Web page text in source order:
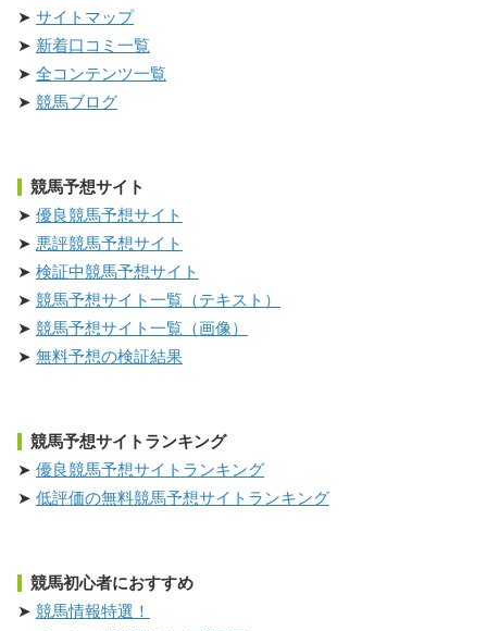
サイトマップ
新着口コミ一覧
全コンテンツ一覧
競馬ブログ
競馬予想サイト
優良競馬予想サイト
悪評競馬予想サイト
検証中競馬予想サイト
競馬予想サイト一覧（テキスト）
競馬予想サイト一覧（画像）
無料予想の検証結果
競馬予想サイトランキング
優良競馬予想サイトランキング
低評価の無料競馬予想サイトランキング
競馬初心者におすすめ
競馬情報特選！